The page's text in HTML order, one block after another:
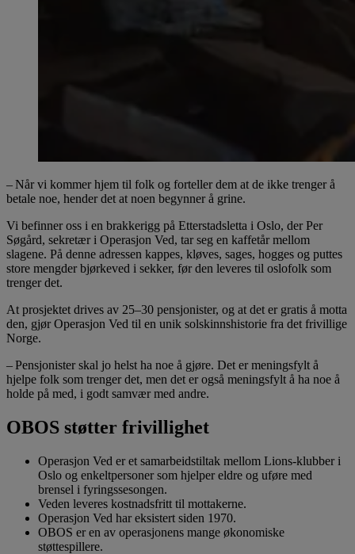
– Når vi kommer hjem til folk og forteller dem at de ikke trenger å
betale noe, hender det at noen begynner å grine.
Vi befinner oss i en brakkerigg på Etterstadsletta i Oslo, der Per
Søgård, sekretær i Operasjon Ved, tar seg en kaffetår mellom
slagene. På denne adressen kappes, kløves, sages, hogges og puttes
store mengder bjørkeved i sekker, før den leveres til oslofolk som
trenger det.
At prosjektet drives av 25–30 pensjonister, og at det er gratis å motta
den, gjør Operasjon Ved til en unik solskinnshistorie fra det frivillige
Norge.
– Pensjonister skal jo helst ha noe å gjøre. Det er meningsfylt å
hjelpe folk som trenger det, men det er også meningsfylt å ha noe å
holde på med, i godt samvær med andre.
OBOS støtter frivillighet
Operasjon Ved er et samarbeidstiltak mellom Lions-klubber i
Oslo og enkeltpersoner som hjelper eldre og uføre med
brensel i fyringssesongen.
Veden leveres kostnadsfritt til mottakerne.
Operasjon Ved har eksistert siden 1970.
OBOS er en av operasjonens mange økonomiske
støttespillere.